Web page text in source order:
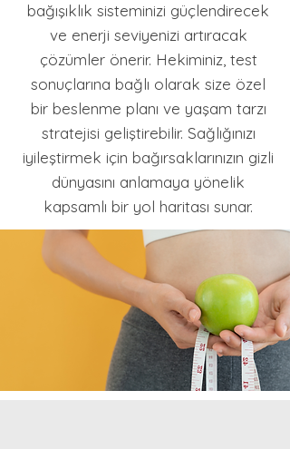
bağışıklık sisteminizi güçlendirecek
ve enerji seviyenizi artıracak
çözümler önerir. Hekiminiz, test
sonuçlarına bağlı olarak size özel
bir beslenme planı ve yaşam tarzı
stratejisi geliştirebilir. Sağlığınızı
iyileştirmek için bağırsaklarınızın gizli
dünyasını anlamaya yönelik
kapsamlı bir yol haritası sunar.